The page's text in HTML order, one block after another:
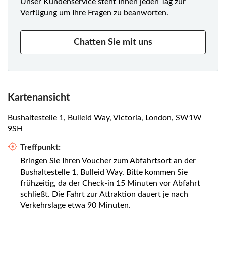
Unser Kundenservice steht Ihnen jeden Tag zur
Verfügung um Ihre Fragen zu beanworten.
Chatten Sie mit uns
Kartenansicht
Bushaltestelle 1, Bulleid Way, Victoria, London, SW1W
9SH
Treffpunkt:
Bringen Sie Ihren Voucher zum Abfahrtsort an der
Bushaltestelle 1, Bulleid Way. Bitte kommen Sie
frühzeitig, da der Check-in 15 Minuten vor Abfahrt
schließt. Die Fahrt zur Attraktion dauert je nach
Verkehrslage etwa 90 Minuten.